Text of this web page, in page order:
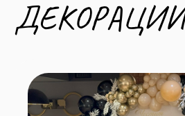
ДЕКОРАЦИИ